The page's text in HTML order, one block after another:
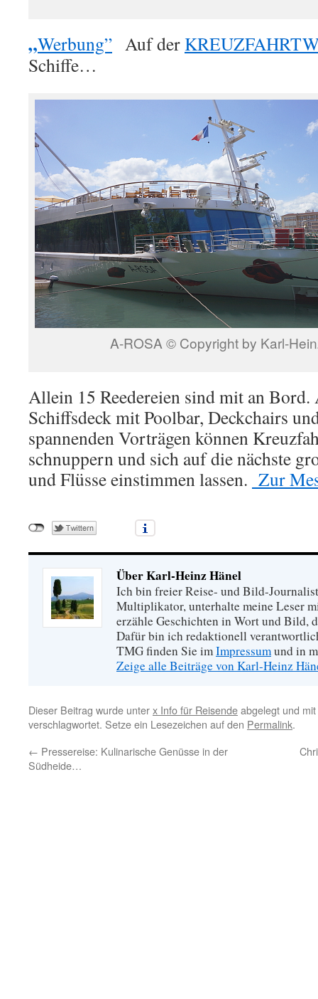
„Werbung” Auf der
Schiffe…
A-ROSA © Copyright by Karl-
Allein 15 Reedereien sind mit an Bord.
Schiffsdeck mit Poolbar, Deckchairs
spannenden Vorträgen können
schnuppern und sich auf die nächste
und Flüsse einstimmen lassen. Zur
Über Karl-Heinz Hänel
Ich bin freier Reise- und Bild-
Multiplikator, unterhalte meine Leser
erzähle Geschichten in Wort und Bild,
Dafür bin ich redaktionell
TMG finden Sie imImpressumund in
Zeige alle Beiträge von Karl-Heinz
Dieser Beitrag wurde unterx Info für Reisendeabgelegt und mit
verschlagwortet. Setze ein Lesezeichen auf den Permalink.
← Pressereise: Kulinarische Genüsse in der
Südheide…